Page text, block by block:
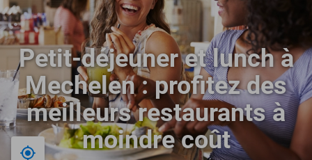
7 dagen per week beschikbaar
10+ miljoen leden
9,4
Ontdek 15.000+ deals
Petit-déjeuner et lunch à
Mechelen : profitez des
meilleurs restaurants à
moindre coût
Bij mij in de buurt